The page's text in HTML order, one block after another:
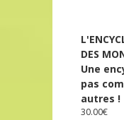
DES
Une
pas
autres !
30.00€